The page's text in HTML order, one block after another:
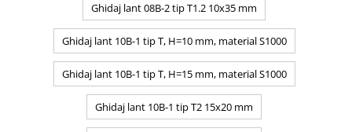
Ghidaj lant 08B-2 tip T1.2 10x35 mm
Ghidaj lant 10B-1 tip T, H=10 mm, material S1000
Ghidaj lant 10B-1 tip T, H=15 mm, material S1000
Ghidaj lant 10B-1 tip T2 15x20 mm